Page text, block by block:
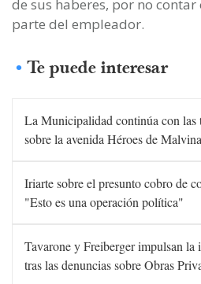
de sus haberes, por no
parte del empleador.
Te puede interesar
La Municipalidad continúa con las
sobre la avenida Héroes de
Iriarte sobre el presunto cobro de
"Esto es una operación política"
Tavarone y Freiberger impulsan
tras las denuncias sobre Obras